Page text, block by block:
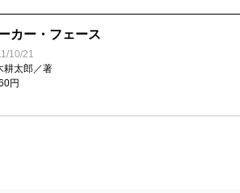
カー・フェース
10/21
耕太郎／著
円